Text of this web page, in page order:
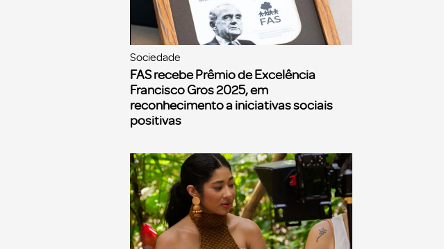
Sociedade
FAS recebe Prêmio de Excelência
Francisco Gros 2025, em
reconhecimento a iniciativas sociais
positivas